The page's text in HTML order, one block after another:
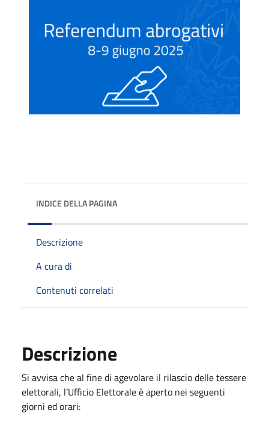
INDICE DELLA PAGINA
Descrizione
A cura di
Contenuti correlati
Descrizione
Si avvisa che al fine di agevolare il rilascio delle tessere
elettorali, l’Ufficio Elettorale è aperto nei seguenti
giorni ed orari: